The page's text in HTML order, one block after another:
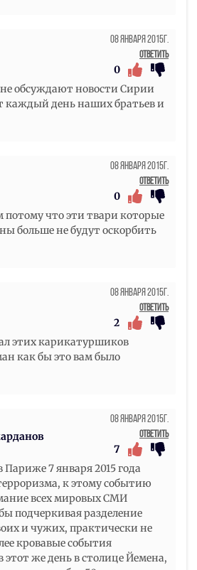
08 Января 2015г.
Ответить
0
обсуждают новости Сирии
каждый день наших братьев и
08 Января 2015г.
Ответить
0
потому что эти твари которые
больше не будут оскорбить
08 Января 2015г.
Ответить
2
этих карикатуршиков
как бы это вам было
08 Января 2015г.
Ответить
7
7 января 2015 года
к этому событию
всех мировых СМИ
подчеркивая разделение
и чужих, практически не
кровавые события
же день в столице Йемена,